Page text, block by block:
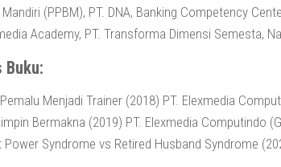
Mandiri (PPBM), PT. DNA, Banking Competency
Academy, PT. Transforma Dimensi Semesta,
Buku:
Menjadi Trainer (2018) PT. Elexmedia
Bermakna (2019) PT. Elexmedia Computindo
Power Syndrome vs Retired Husband Syndrome